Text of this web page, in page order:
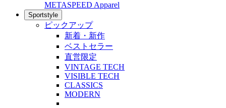
METASPEED Apparel
Sportstyle
ピックアップ
新着・新作
ベストセラー
直営限定
VINTAGE TECH
VISIBLE TECH
CLASSICS
MODERN